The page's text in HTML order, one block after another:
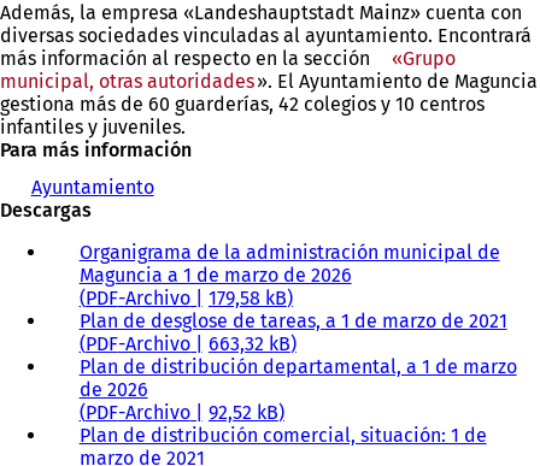
Además, la empresa «Landeshauptstadt Mainz» cuenta con
diversas sociedades vinculadas al ayuntamiento. Encontrará
más información al respecto en la sección
«Grupo
municipal, otras autoridades». El Ayuntamiento de Maguncia
gestiona más de 60 guarderías, 42 colegios y 10 centros
infantiles y juveniles.
Para más información
Ayuntamiento
Descargas
Organigrama de la administración municipal de
Maguncia a 1 de marzo de 2026
PDF-Archivo
179,58 kB
Plan de desglose de tareas, a 1 de marzo de 2021
PDF-Archivo
663,32 kB
Plan de distribución departamental, a 1 de marzo
de 2026
PDF-Archivo
92,52 kB
Plan de distribución comercial, situación: 1 de
marzo de 2021